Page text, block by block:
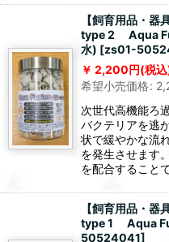
【飼育用品・器
type 2 Aqua
水) [zs01-
2,200円(税
希望小売価格:
次世代高機能ろ
バクテリアを逃
状で緩やかな流
を発生させます
を配合すること
【飼育用品・器
type 1 Aqua
50524041]